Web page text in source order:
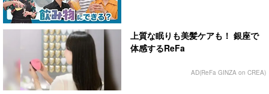
上質な眠りも美髪ケアも！ 銀座で
体感するReFa
AD(ReFa GINZA on CREA)